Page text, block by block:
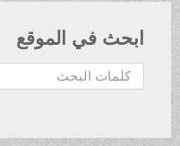
ابحث في الموقع
ح